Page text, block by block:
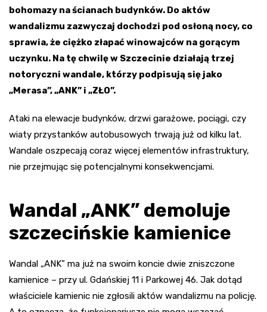
bohomazy na ścianach budynków. Do aktów
wandalizmu zazwyczaj dochodzi pod osłoną nocy, co
sprawia, że ciężko złapać winowajców na gorącym
uczynku. Na tę chwilę w Szczecinie działają trzej
notoryczni wandale, którzy podpisują się jako
„Merasa”, „ANK” i „ZŁO”.
Ataki na elewacje budynków, drzwi garażowe, pociągi, czy
wiaty przystanków autobusowych trwają już od kilku lat.
Wandale oszpecają coraz więcej elementów infrastruktury,
nie przejmując się potencjalnymi konsekwencjami.
Wandal „ANK” demoluje
szczecińskie kamienice
Wandal „ANK” ma już na swoim koncie dwie zniszczone
kamienice – przy ul. Gdańskiej 11 i Parkowej 46. Jak dotąd
właściciele kamienic nie zgłosili aktów wandalizmu na policję.